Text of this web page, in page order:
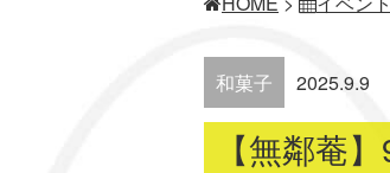
和菓子 2025.9.9
【無鄰菴